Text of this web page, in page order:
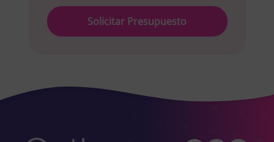
Please
leave
this